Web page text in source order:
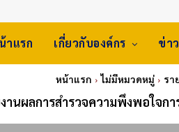
าแรก เกี่ยวกับองค์กร ข่า
หน้าแรก ไม่มีหมวดหมู่ รา
านผลการสำรวจความพึงพอใจก